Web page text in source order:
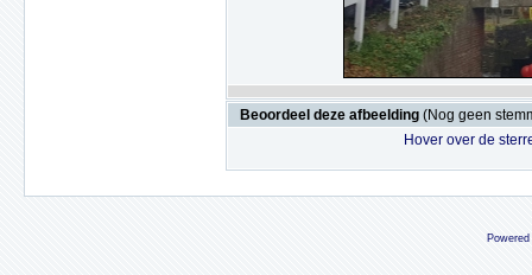
Beoordeel deze afbeelding (Nog geen
Hover over de